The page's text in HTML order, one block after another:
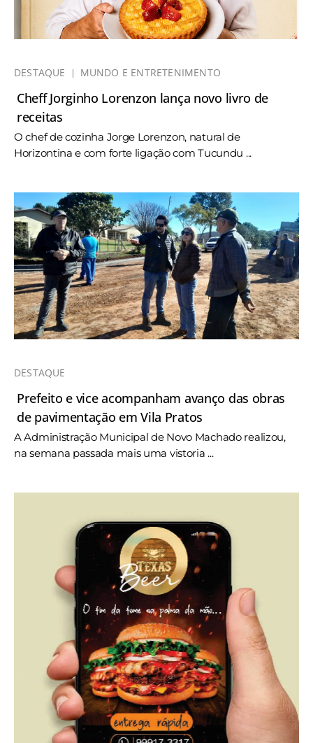
DESTAQUE MUNDO E ENTRETENIMENTO
Cheff Jorginho Lorenzon lança novo livro de
receitas
O chef de cozinha Jorge Lorenzon, natural de
Horizontina e com forte ligação com Tucundu ...
DESTAQUE
Prefeito e vice acompanham avanço das obras
de pavimentação em Vila Pratos
A Administração Municipal de Novo Machado realizou,
na semana passada mais uma vistoria ...